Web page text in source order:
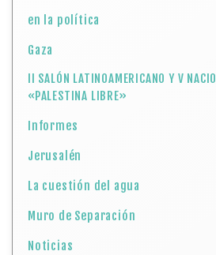
en la política
Gaza
II SALÓN LATINOAMERICANO Y V
«PALESTINA LIBRE»
Informes
Jerusalén
La cuestión del agua
Muro de Separación
Noticias